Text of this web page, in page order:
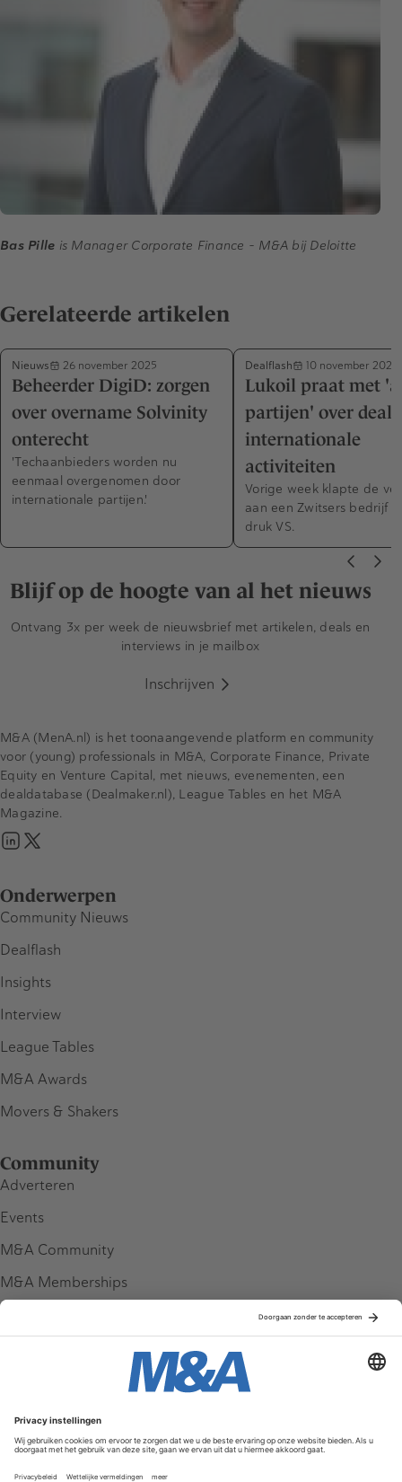
Bas Pille is Manager Corporate Finance - M&A bij Deloitte
Gerelateerde artikelen
Nieuws 26 november 2025
Beheerder DigiD: zorgen
over overname Solvinity
onterecht
'Techaanbieders worden nu
eenmaal overgenomen door
internationale partijen.'
Dealflash 10 november 2025
Lukoil praat met
partijen' over deal
internationale
activiteiten
Vorige week klapte de
aan een Zwitsers bedrijf
druk VS.
Blijf op de hoogte van al het nieuws
Ontvang 3x per week de nieuwsbrief met artikelen, deals en
interviews in je mailbox
Inschrijven
Onderwerpen
Community Nieuws
Dealflash
Insights
Interview
League Tables
M&A Awards
Movers & Shakers
Community
Adverteren
Events
M&A Community
M&A Memberships
Service & Contact
Contact
M&A (MenA.nl) is het toonaangevende platform en community
voor (young) professionals in M&A, Corporate Finance, Private
Equity en Venture Capital, met nieuws, evenementen, een
dealdatabase (Dealmaker.nl), League Tables en het M&A
Magazine.